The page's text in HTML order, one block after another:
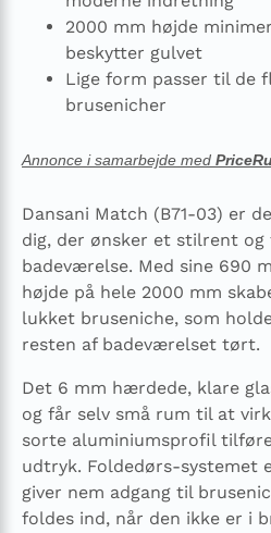
2000 mm højde
beskytter gulvet
Lige form passer til de
brusenicher
Annonce i samarbejde med
Dansani Match (B71-03) er
dig, der ønsker et stilrent
badeværelse. Med sine 690
højde på hele 2000 mm
lukket bruseniche, som
resten af badeværelset tørt.
Det 6 mm hærdede, klare
og får selv små rum til at
sorte aluminiumsprofil
udtryk. Foldedørs-systemet
giver nem adgang til
foldes ind, når den ikke er i